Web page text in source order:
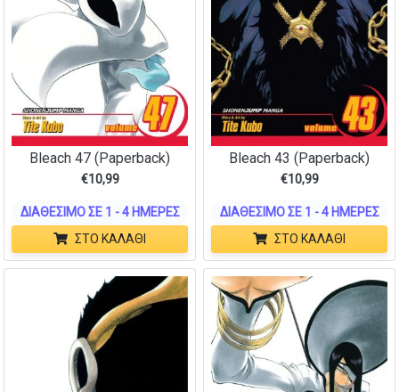
Bleach 47 (Paperback)
€10,99
ΔΙΑΘΈΣΙΜΟ ΣΕ 1 - 4 ΗΜΈΡΕΣ
ΣΤΟ ΚΑΛΆΘΙ
Bleach 43 (Paperback)
€10,99
ΔΙΑΘΈΣΙΜΟ ΣΕ 1 - 4 ΗΜΈΡΕΣ
ΣΤΟ ΚΑΛΆΘΙ